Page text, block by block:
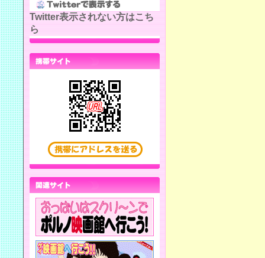
Twitter表示されない方はこち
ら